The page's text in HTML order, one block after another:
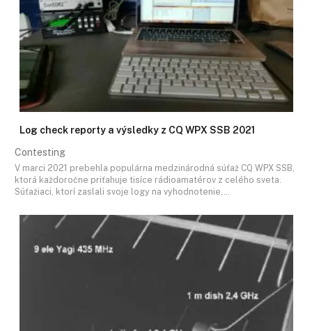
Log check reporty a výsledky z CQ WPX SSB 2021
Contesting
V marci 2021 prebehla populárna medzinárodná súťaž CQ WPX SSB,
ktorá každoročne priťahuje tisíce rádioamatérov z celého sveta.
Súťažiaci, ktorí zaslali svoje logy na vyhodnotenie,…